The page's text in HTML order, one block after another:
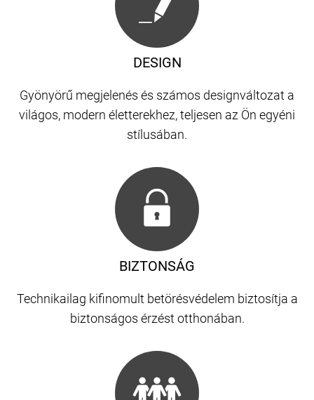
DESIGN
Gyönyörű megjelenés és számos designváltozat a
világos, modern életterekhez, teljesen az Ön egyéni
stílusában.
BIZTONSÁG
Technikailag kifinomult betörésvédelem biztosítja a
biztonságos érzést otthonában.